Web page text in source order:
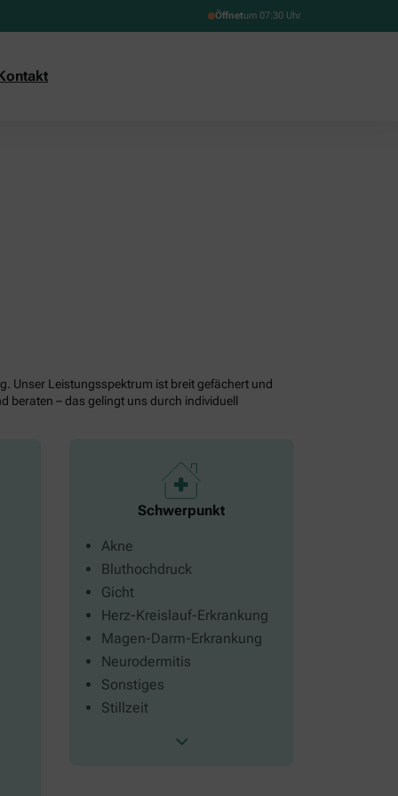
Öffnetum 07:30 Uhr
Unser Leistungsspektrum ist breit gefächert und
beraten – das gelingt uns durch individuell
Schwerpunkt
Akne
Bluthochdruck
Gicht
Herz-Kreislauf-Erkrankung
Magen-Darm-Erkrankung
Neurodermitis
Sonstiges
Stillzeit